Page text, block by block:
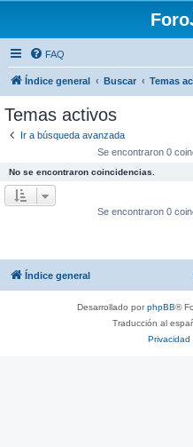
FAQ
Índice general Buscar Temas
Temas activos
Ir a búsqueda avanzada
Se encontraron 0
No se encontraron coincidencias.
Se encontraron 0
Índice general
Desarrollado porphpBB®
Traducción al
Privacidad